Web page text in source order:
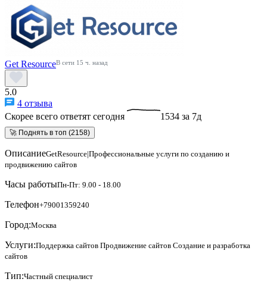
Get ResourceВ сети 15 ч. назад
5.0
4 отзыва
Скорее всего ответят сегодня
1534 за 7д
🚀 Поднять в топ (2158)
ОписаниеGetResource|Профессиональные услуги по созданию и
продвижению сайтов
Часы работыПн-Пт: 9.00 - 18.00
Телефон+79001359240
Город:Москва
Услуги:Поддержка сайтов Продвижение сайтов Создание и разработка
сайтов
Тип:Частный специалист